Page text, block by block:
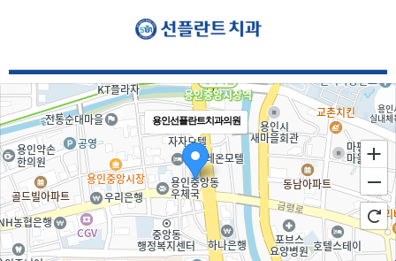
용인선플란트치과의원